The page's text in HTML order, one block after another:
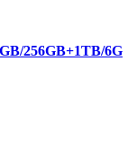
256GB+1TB/6G